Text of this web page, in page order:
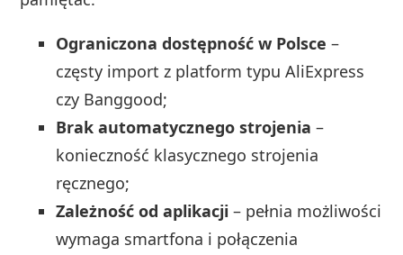
Ograniczona dostępność w Polsce –
częsty import z platform typu AliExpress
czy Banggood;
Brak automatycznego strojenia –
konieczność klasycznego strojenia
ręcznego;
Zależność od aplikacji – pełnia możliwości
wymaga smartfona i połączenia